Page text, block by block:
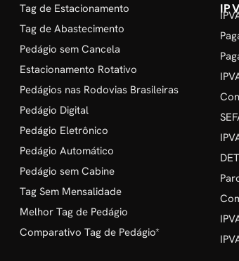
Tag de Estacionamento
Tag de Abastecimento
Pedágio sem Cancela
Estacionamento Rotativo
Pedágios nas Rodovias Brasileiras
Pedágio Digital
Pedágio Eletrônico
Pedágio Automático
Pedágio sem Cabine
Tag Sem Mensalidade
Melhor Tag de Pedágio
Comparativo Tag de Pedágio*